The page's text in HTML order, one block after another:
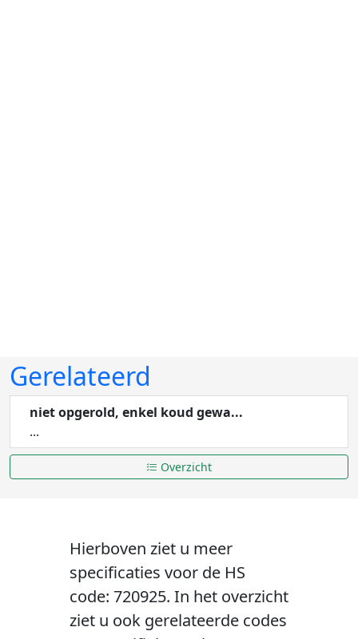
Gerelateerd
niet opgerold, enkel koud gewa...
...
Overzicht
Hierboven ziet u meer
specificaties voor de HS
code: 720925. In het overzicht
ziet u ook gerelateerde codes